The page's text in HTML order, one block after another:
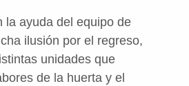
la ayuda del equipo de
ilusión por el regreso,
unidades que
de la huerta y el